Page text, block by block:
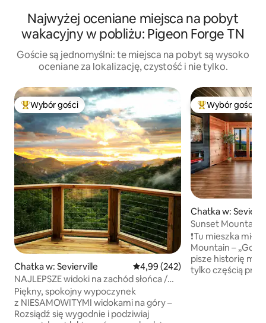
Najwyżej oceniane miejsca na pobyt
wakacyjny w pobliżu: Pigeon Forge TN
Goście są jednomyślni: te miejsca na pobyt są wysoko
oceniane za lokalizację, czystość i nie tylko.
Najpopularniejsze z kategorii Wybór gości
Wybór gości
Chatka w: Sevierville Średnia ocena: 4,99 na 5, liczba
4,99 (242)
NAJLEPSZE widoki na zachód słońca /
Romantyczny / fotel do masażu!
Piękny, spokojny wypoczynek
z NIESAMOWITYMI widokami na góry –
Rozsiądź się wygodnie i podziwiaj
Wybór gości
Chatka w:
Sunset Mountain
❗️Tu mieszka miłość❗️ Witaj w
Mountain –
pisze historię
tylko częścią